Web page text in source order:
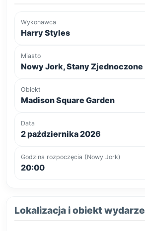
Wykonawca
Harry Styles
Miasto
Nowy Jork, Stany Zjednoczone
Obiekt
Madison Square Garden
Data
2 października 2026
Godzina rozpoczęcia (Nowy Jork)
20:00
Lokalizacja i obiekt